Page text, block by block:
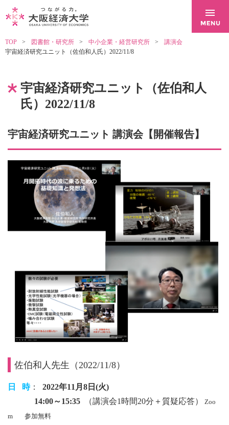
TOP 図書館・研究所 中小企業・経営研究所
講演会
宇宙経済研究ユニット（佐伯和人氏）2022/11/8
宇宙経済研究ユニット（佐伯和人
氏）2022/11/8
宇宙経済研究ユニット 講演会【開催報告】
佐伯和人先生（2022/11/8）
日 時： 2022年11月8日(火)
14:00～15:35
（講演会1時間20分＋質疑応答）
Zoo
m
参加無料